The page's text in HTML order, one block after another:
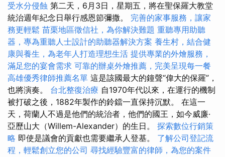
受水分侵蝕 第二天，6月3日，星期五，將在聖保羅大教堂
統治週年紀念日舉行感恩節彌撒。 完善的家事服務，讓家
務更輕鬆 苗栗地區徵信社，為你解決難題 重聽專用助聽
器，專為重聽人士設計的助聽器解決方案 養生村，結合健
康與養生，為老年人打造理想生活 提供專業的外燴服務，
滿足您的宴會需求 可靠的辦桌外燴推薦，完美呈現每一餐
高雄優秀律師推薦名單 這是該國最大的鐘聲“偉大的保羅”，
也將演奏。 台北整復治療 自1970年代以來，在運行的機制
被打破之後，1882年製作的鈴鐺一直保持沉默。 在這一
天，荷蘭人不過是他們的統治者，他們的國王，如今威廉·
亞歷山大（Willem-Alexander）的生日。 探索數位行銷策
略 即使是議會的貢獻也需要繼承人登基。 了解公司登記流
程，輕鬆創立您的公司 尋找經驗豐富的律師，為您的案件